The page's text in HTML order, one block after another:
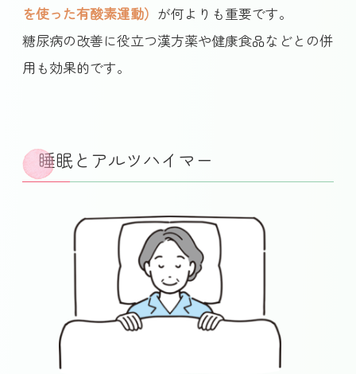
を使った有酸素運動） が何よりも重要です。
糖尿病の改善に役立つ漢方薬や健康食品などとの併
用も効果的です。
睡眠とアルツハイマー